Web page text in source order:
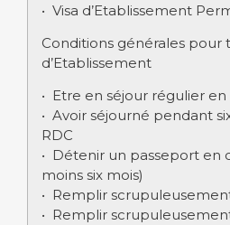
• Visa d’Etablissement
Conditions générales pour
d’Etablissement
• Etre en séjour régulier en
• Avoir séjourné pendant
RDC
• Détenir un passeport en
moins six mois)
• Remplir
• Remplir